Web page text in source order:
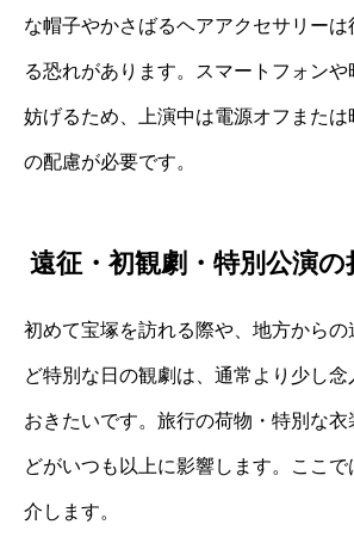
な帽子やかさばるヘアアクセサリー
る恐れがあります。スマートフォン
妨げるため、上演中は電源オフまた
の配慮が必要です。
遠征・初観劇・特別公演の
初めて宝塚を訪れる際や、地方からの
ど特別な日の観劇は、通常より少し念
おきたいです。旅行の荷物・特別な
どがいつも以上に影響します。ここ
介します。